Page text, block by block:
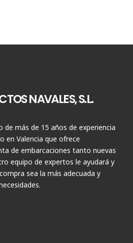
NAVALES, S.L.
de más de 15 años de experiencia
en Valencia que ofrece
de embarcaciones tanto nuevas
equipo de expertos le ayudará y
sea la más adecuada y